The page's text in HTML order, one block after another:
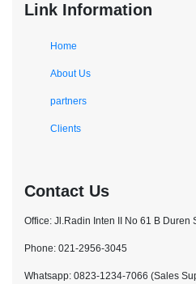
Link Information
Home
About Us
partners
Clients
Contact Us
Office: Jl.Radin Inten II No 61 B Duren
Phone: 021-2956-3045
Whatsapp: 0823-1234-7066 (Sales